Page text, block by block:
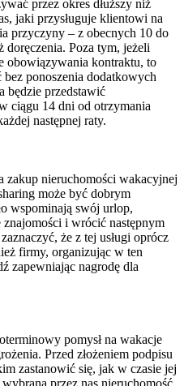
przez okres dłuższy niż
jaki przysługuje klientowi na
przyczyny – z obecnych 10 do
doręczenia. Poza tym, jeżeli
obowiązywania kontraktu, to
bez ponoszenia dodatkowych
będzie przedstawić
ciągu 14 dni od otrzymania
następnej raty.
zakup nieruchomości wakacyjnej
może być dobrym
wspominają swój urlop,
i wrócić następnym
że z tej usługi oprócz
firmy, organizując w ten
zapewniając nagrodę dla
pomysł na wakacje
Przed złożeniem podpisu
zastanowić się, jak w czasie jej
przez nas nieruchomość